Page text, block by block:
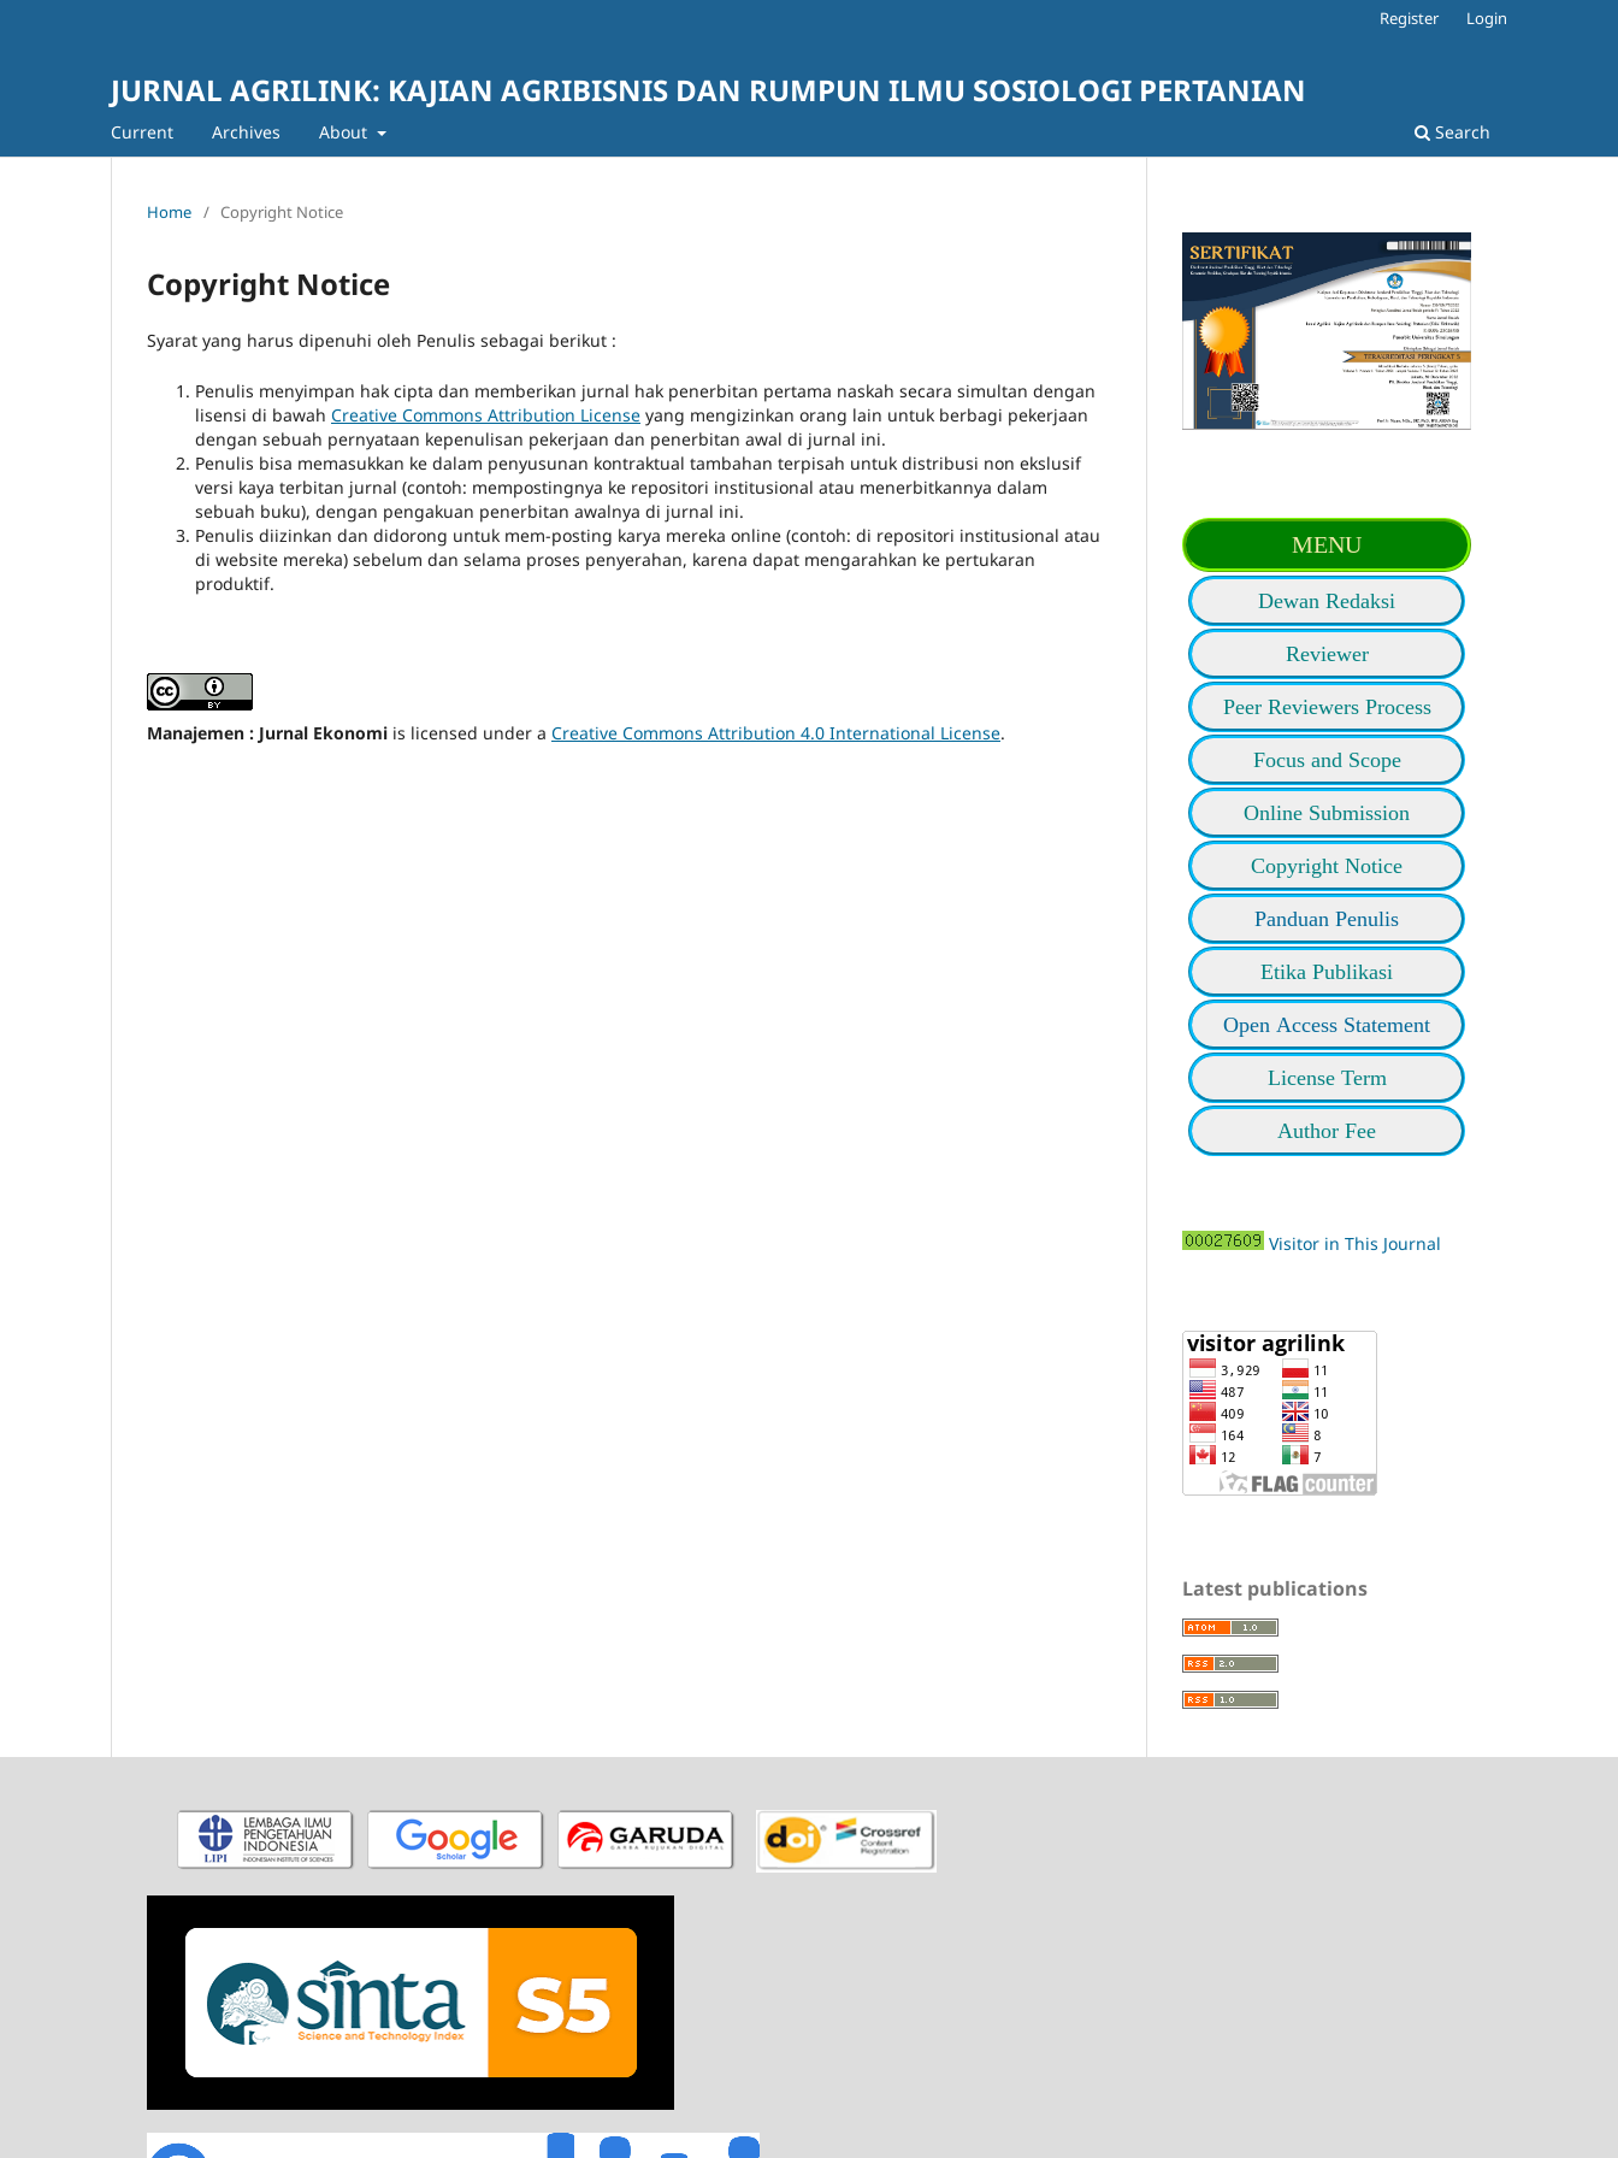
JURNAL AGRILINK: KAJIAN AGRIBISNIS DAN RUMPUN ILMU SOSIOLOGI PERTANIAN
Current Archives About Search
Register Login
Home / Copyright Notice
Copyright Notice
Syarat yang harus dipenuhi oleh Penulis sebagai berikut :
Penulis menyimpan hak cipta dan memberikan jurnal hak penerbitan pertama naskah secara simultan dengan
lisensi di bawah Creative Commons Attribution License yang mengizinkan orang lain untuk berbagi pekerjaan
dengan sebuah pernyataan kepenulisan pekerjaan dan penerbitan awal di jurnal ini.
Penulis bisa memasukkan ke dalam penyusunan kontraktual tambahan terpisah untuk distribusi non ekslusif
versi kaya terbitan jurnal (contoh: mempostingnya ke repositori institusional atau menerbitkannya dalam
sebuah buku), dengan pengakuan penerbitan awalnya di jurnal ini.
Penulis diizinkan dan didorong untuk mem-posting karya mereka online (contoh: di repositori institusional atau
di website mereka) sebelum dan selama proses penyerahan, karena dapat mengarahkan ke pertukaran
produktif.
Manajemen : Jurnal Ekonomi is licensed under a Creative Commons Attribution 4.0 International License.
MENU
Dewan Redaksi
Reviewer
Peer Reviewers Process
Focus and Scope
Online Submission
Copyright Notice
Panduan Penulis
Etika Publikasi
Open Access Statement
License Term
Author Fee
Visitor in This Journal
Latest publications